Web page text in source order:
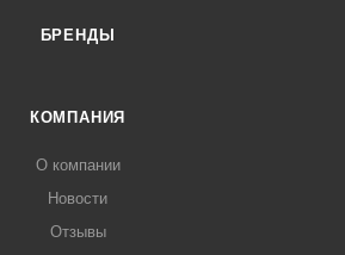
БРЕНДЫ
КОМПАНИЯ
О компании
Новости
Отзывы